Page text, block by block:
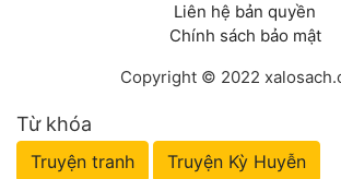
Liên hệ bản quyền
Chính sách bảo mật
Copyright © 2022
Từ khóa
Truyện tranh Truyện Kỳ Huyễn